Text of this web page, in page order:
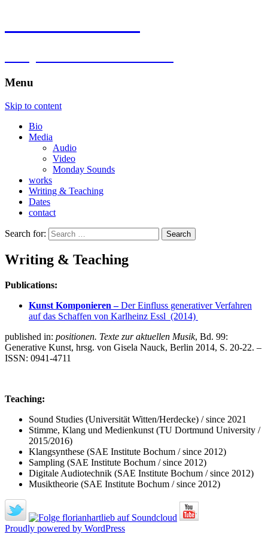
Menu
Skip to content
Bio
Media
Audio
Video
Monday Sounds
works
Writing & Teaching
Dates
contact
Search for:
Writing & Teaching
Publications:
Kunst Komponieren –Der Einfluss generativer Verfahren
auf das Schaffen von Karlheinz Essl (2014)
published in: positionen. Texte zur aktuellen Musik, Bd. 99:
Generative Kunst, hrsg. von Gisela Nauck, Berlin 2014, S. 20-22. –
ISSN: 0941-4711
Teaching:
Sound Studies (Universität Witten/Herdecke) / since 2021
Stimme, Klang und Medienkunst (TU Dortmund University /
2015/2016)
Klangsynthese (SAE Institute Bochum / since 2012)
Sampling (SAE Institute Bochum / since 2012)
Digitale Audiotechnik (SAE Institute Bochum / since 2012)
Musiktheorie (SAE Institute Bochum / since 2012)
Proudly powered by WordPress